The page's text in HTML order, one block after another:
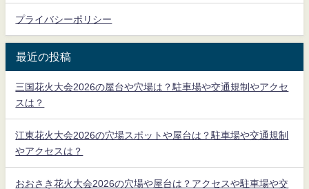
プライバシーポリシー
最近の投稿
三国花火大会2026の屋台や穴場は？駐車場や交通規制やアクセ
スは？
江東花火大会2026の穴場スポットや屋台は？駐車場や交通規制
やアクセスは？
おおさき花火大会2026の穴場や屋台は？アクセスや駐車場や交